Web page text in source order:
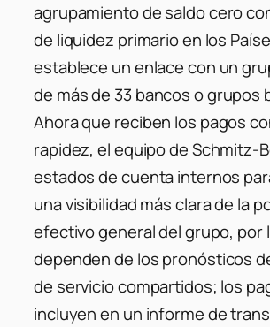
agrupamiento de saldo cero
de liquidez primario en los
establece un enlace con un
de más de 33 bancos o grupos
Ahora que reciben los pagos
rapidez, el equipo de Schmitz-
estados de cuenta internos
una visibilidad más clara de la
efectivo general del grupo, por
dependen de los pronósticos
de servicio compartidos; los
incluyen en un informe de